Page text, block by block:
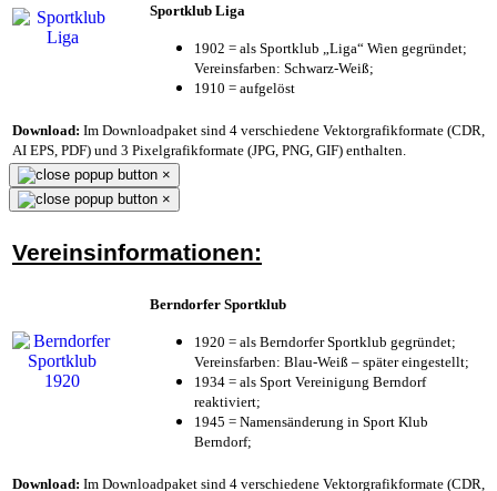
Sportklub Liga
1902 = als Sportklub „Liga“ Wien gegründet;
Vereinsfarben: Schwarz-Weiß;
1910 = aufgelöst
Download: Im Downloadpaket sind 4 verschiedene Vektorgrafikformate (CDR,
AI EPS, PDF) und 3 Pixelgrafikformate (JPG, PNG, GIF) enthalten.
×
×
Vereinsinformationen:
Berndorfer Sportklub
1920 = als Berndorfer Sportklub gegründet;
Vereinsfarben: Blau-Weiß – später eingestellt;
1934 = als Sport Vereinigung Berndorf
reaktiviert;
1945 = Namensänderung in Sport Klub
Berndorf;
Download: Im Downloadpaket sind 4 verschiedene Vektorgrafikformate (CDR,